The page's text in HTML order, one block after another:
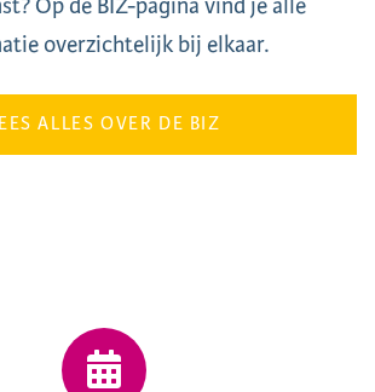
Op de BIZ-pagina vind je alle
overzichtelijk bij elkaar.
ALLES OVER DE BIZ